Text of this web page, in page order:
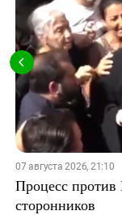
07 августа 2026, 21:10
Процесс против
сторонников